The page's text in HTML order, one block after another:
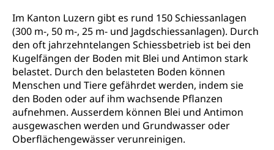
Im Kanton Luzern gibt es rund 150 Schiessanlagen
(300 m-, 50 m-, 25 m- und Jagdschiessanlagen). Durch
den oft jahrzehntelangen Schiessbetrieb ist bei den
Kugelfängen der Boden mit Blei und Antimon stark
belastet. Durch den belasteten Boden können
Menschen und Tiere gefährdet werden, indem sie
den Boden oder auf ihm wachsende Pflanzen
aufnehmen. Ausserdem können Blei und Antimon
ausgewaschen werden und Grundwasser oder
Oberflächengewässer verunreinigen.
und Kultur, Kulturgesuche, Kulturvermittlung
Kulturförderung und Vermittlung
Angebote für Schulklassen
Zentralschweizer Filmförderung
Mobilität
Schiene und öffentlicher Verkehr
Schienenverkehr, Zugverkehr, Bahnverkehr,
Transportmittel, öffentlicher Verkehr